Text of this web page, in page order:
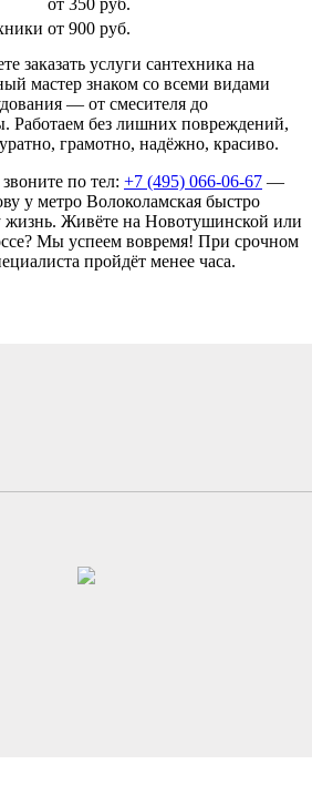
от 350 руб.
от 900 руб.
заказать услуги сантехника на
мастер знаком со всеми видами
— от смесителя до
Работаем без лишних повреждений,
грамотно, надёжно, красиво.
по тел: +7 (495) 066-06-67 —
у метро Волоколамская быстро
жизнь. Живёте на Новотушинской или
Мы успеем вовремя! При срочном
пройдёт менее часа.